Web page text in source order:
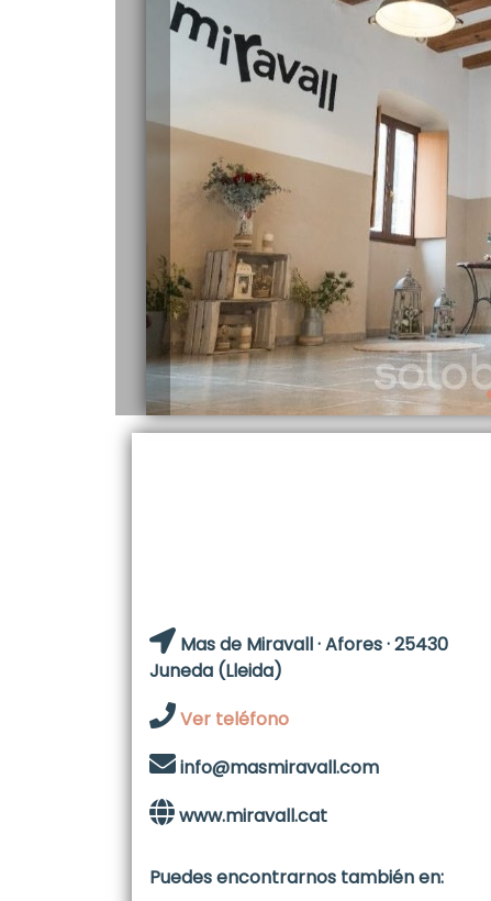
Mas de Miravall · Afores · 25430
Juneda (Lleida)
Ver teléfono
info@masmiravall.com
www.miravall.cat
Puedes encontrarnos también en: